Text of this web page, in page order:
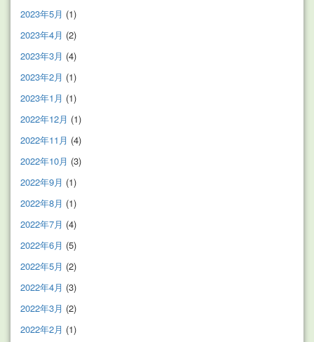
2023年5月 (1)
2023年4月 (2)
2023年3月 (4)
2023年2月 (1)
2023年1月 (1)
2022年12月 (1)
2022年11月 (4)
2022年10月 (3)
2022年9月 (1)
2022年8月 (1)
2022年7月 (4)
2022年6月 (5)
2022年5月 (2)
2022年4月 (3)
2022年3月 (2)
2022年2月 (1)